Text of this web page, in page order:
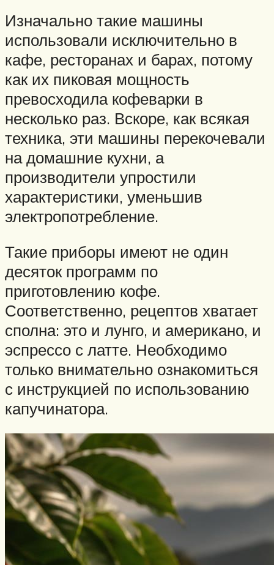
Изначально такие машины
использовали исключительно в
кафе, ресторанах и барах, потому
как их пиковая мощность
превосходила кофеварки в
несколько раз. Вскоре, как всякая
техника, эти машины перекочевали
на домашние кухни, а
производители упростили
характеристики, уменьшив
электропотребление.
Такие приборы имеют не один
десяток программ по
приготовлению кофе.
Соответственно, рецептов хватает
сполна: это и лунго, и американо, и
эспрессо с латте. Необходимо
только внимательно ознакомиться
с инструкцией по использованию
капучинатора.